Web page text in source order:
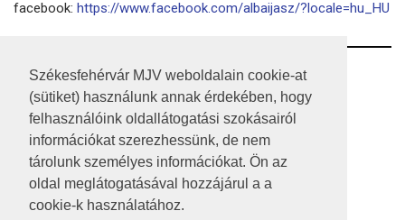
Székesfehérvár MJV weboldalain cookie-at
(sütiket) használunk annak érdekében, hogy
felhasználóink oldallátogatási szokásairól
információkat szerezhessünk, de nem
tárolunk személyes információkat. Ön az
oldal meglátogatásával hozzájárul a a
cookie-k használatához.
facebook: https://www.facebook.com/albaijasz/?locale=hu_HU
RSS
A HONLAP 2017.03.31-I ÁLLAPOTA
JOGI NYILATKOZAT
IMPRESSZUM